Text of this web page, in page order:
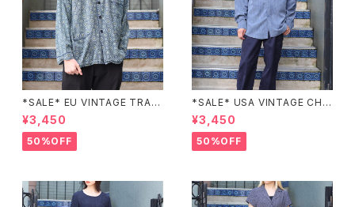
*SALE* EU VINTAGE TRADI
TIONAL PATTERNED SLEE
PING SHIRT/ヨーロッパ古着ト
ラッド柄パジャマシャツ
¥3,450
50%OFF
*SALE* USA VINTAGE CHE
CK PATTERNED BAND COL
LAR SHIRT/アメリカ古着チェッ
ク柄バンドカラーシャツ
¥3,450
50%OFF